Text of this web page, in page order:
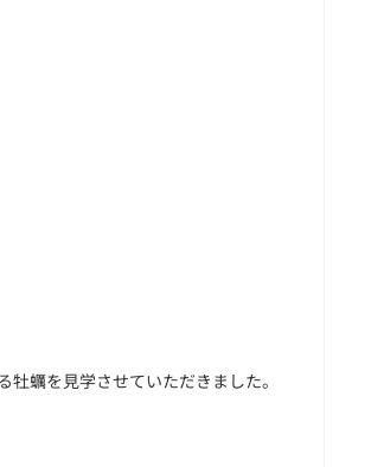
蠣を見学させていただきました。